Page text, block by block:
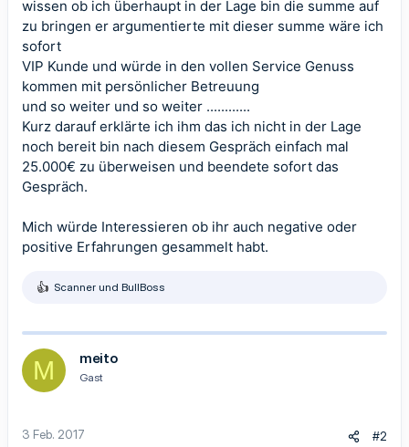
wissen ob ich überhaupt in der Lage bin die summe auf
zu bringen er argumentierte mit dieser summe wäre ich
sofort
VIP Kunde und würde in den vollen Service Genuss
kommen mit persönlicher Betreuung
und so weiter und so weiter ............
Kurz darauf erklärte ich ihm das ich nicht in der Lage
noch bereit bin nach diesem Gespräch einfach mal
25.000€ zu überweisen und beendete sofort das
Gespräch.
Mich würde Interessieren ob ihr auch negative oder
positive Erfahrungen gesammelt habt.
R
k
t
i
o
n
:
Scanner und BullBoss
M meito
Gast
3 Feb. 2017 #2